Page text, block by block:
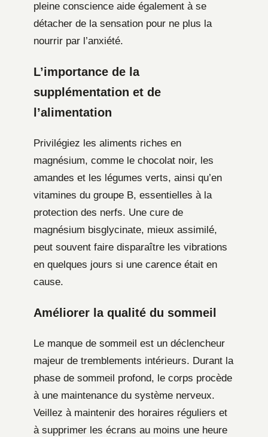
pleine conscience aide également à se
détacher de la sensation pour ne plus la
nourrir par l’anxiété.
L’importance de la
supplémentation et de
l’alimentation
Privilégiez les aliments riches en
magnésium, comme le chocolat noir, les
amandes et les légumes verts, ainsi qu’en
vitamines du groupe B, essentielles à la
protection des nerfs. Une cure de
magnésium bisglycinate, mieux assimilé,
peut souvent faire disparaître les vibrations
en quelques jours si une carence était en
cause.
Améliorer la qualité du sommeil
Le manque de sommeil est un déclencheur
majeur de tremblements intérieurs. Durant la
phase de sommeil profond, le corps procède
à une maintenance du système nerveux.
Veillez à maintenir des horaires réguliers et
à supprimer les écrans au moins une heure